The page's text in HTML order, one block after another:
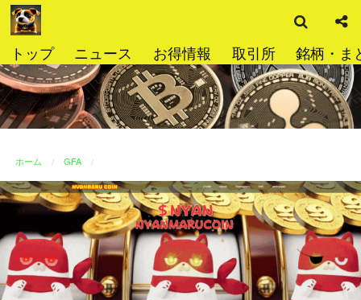
コ
ン
ン
ツ
へ
ス
プ
トップ ニュース お得情報 取引所 銘柄・ま
索
ホーム GFA